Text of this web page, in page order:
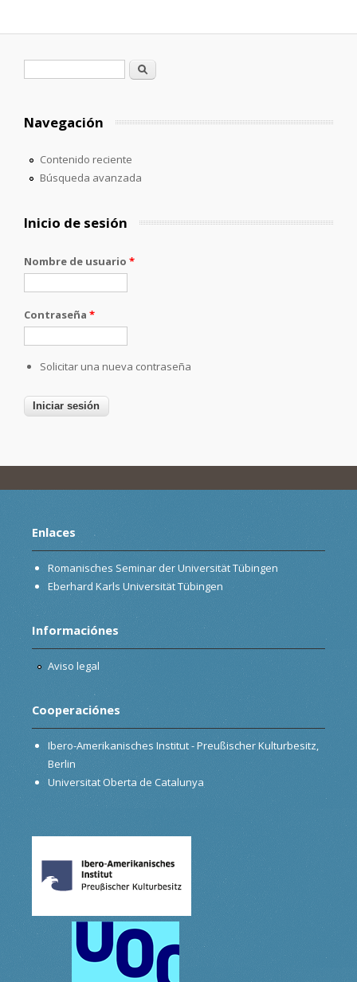
Formulario de búsqueda
Buscar
Navegación
Contenido reciente
Búsqueda avanzada
Inicio de sesión
Nombre de usuario *
Contraseña *
Solicitar una nueva contraseña
Enlaces
Romanisches Seminar der Universität Tübingen
Eberhard Karls Universität Tübingen
Informaciónes
Aviso legal
Cooperaciónes
Ibero-Amerikanisches Institut - Preußischer Kulturbesitz,
Berlin
Universitat Oberta de Catalunya